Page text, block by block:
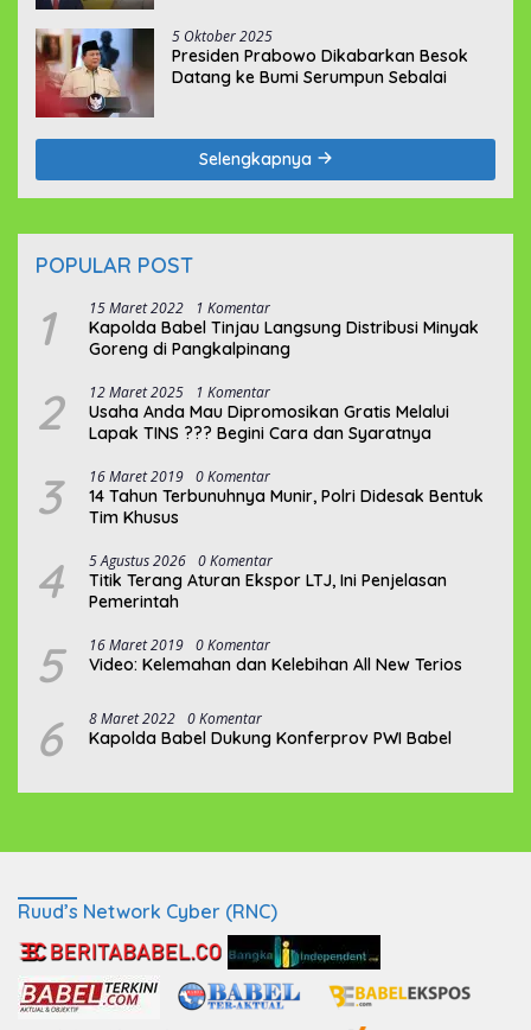
5 Oktober 2025
Presiden Prabowo Dikabarkan Besok
Datang ke Bumi Serumpun Sebalai
Selengkapnya
POPULAR POST
1 15 Maret 2022 1 Komentar
Kapolda Babel Tinjau Langsung Distribusi Minyak
Goreng di Pangkalpinang
2 12 Maret 2025 1 Komentar
Usaha Anda Mau Dipromosikan Gratis Melalui
Lapak TINS ??? Begini Cara dan Syaratnya
3 16 Maret 2019 0 Komentar
14 Tahun Terbunuhnya Munir, Polri Didesak Bentuk
Tim Khusus
4 5 Agustus 2026 0 Komentar
Titik Terang Aturan Ekspor LTJ, Ini Penjelasan
Pemerintah
5 16 Maret 2019 0 Komentar
Video: Kelemahan dan Kelebihan All New Terios
6 8 Maret 2022 0 Komentar
Kapolda Babel Dukung Konferprov PWI Babel
Ruud’s Network Cyber (RNC)